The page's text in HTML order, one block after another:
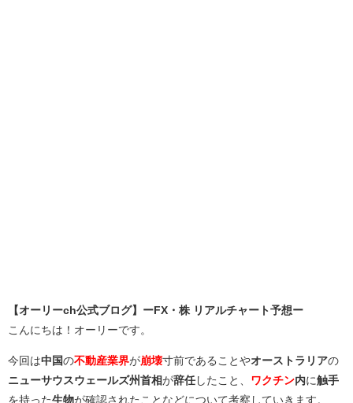
【オーリーch公式ブログ】ーFX・株 リアルチャート予想ー
こんにちは！オーリーです。
今回は中国の不動産業界が崩壊寸前であることやオーストラリアの
ニューサウスウェールズ州首相が辞任 したこと、 ワクチン内に触手
を持った生物が確認されたことなどについて考察していきます。